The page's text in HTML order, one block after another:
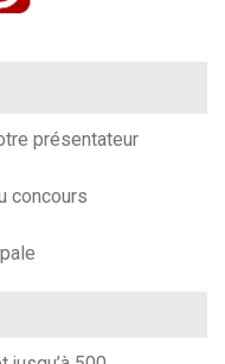
présentateur
concours